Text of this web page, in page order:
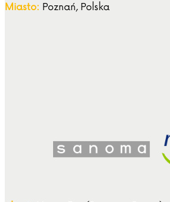
Miasto: Poznań, Polska